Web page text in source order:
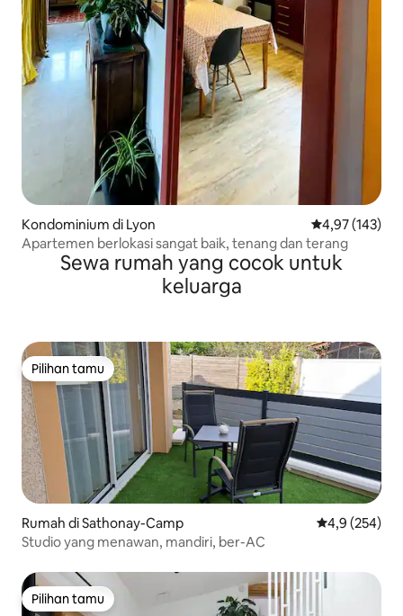
Kondominium di Lyon Nilai rata-rata
4,97 (143)
Apartemen berlokasi sangat baik, tenang dan terang
Sewa rumah yang cocok untuk
keluarga
Pilihan tamu
Pilihan tamu
Rumah di Sathonay-Camp Nilai rata-rata
4,9 (254)
Studio yang menawan, mandiri, ber-AC
Pilihan tamu
Pilihan tamu